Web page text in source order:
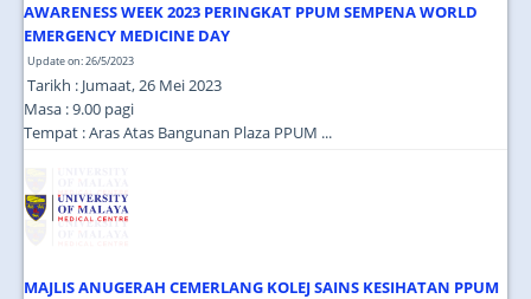
AWARENESS WEEK 2023 PERINGKAT PPUM SEMPENA WORLD
EMERGENCY MEDICINE DAY
Update on: 26/5/2023
Tarikh : Jumaat, 26 Mei 2023
Masa : 9.00 pagi
Tempat : Aras Atas Bangunan Plaza PPUM ...
MAJLIS ANUGERAH CEMERLANG KOLEJ SAINS KESIHATAN PPUM